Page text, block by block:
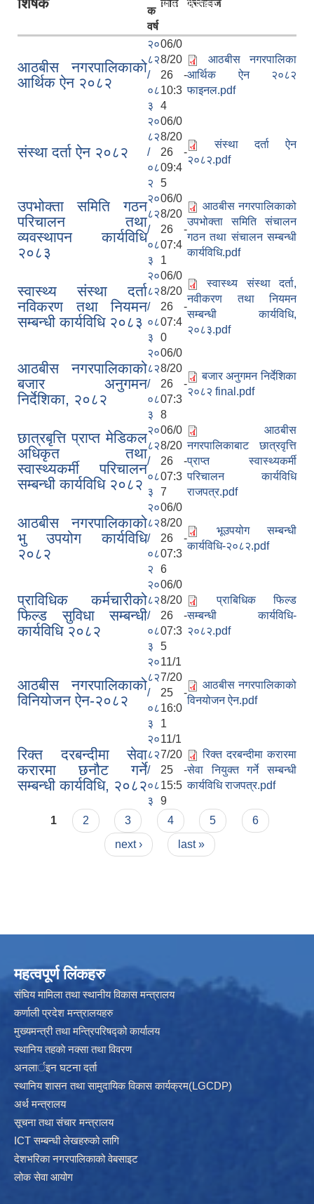
रिक्त पदमा स्थायी शिक्षक सरुवा सम्बन्धी सूचना।
क
वर्ष
मिति दस्तावेज
आठबीस नगरपालिकाको
आर्थिक ऐन २०८२
२०
८२
/
०८
३
06/0
8/20
26 -
10:3
4
आठबीस नगरपालिका
आर्थिक ऐन २०८२
फाइनल.pdf
संस्था दर्ता ऐन २०८२
२०
८२
/
०८
२
06/0
8/20
26 -
09:4
5
संस्था दर्ता ऐन
२०८२.pdf
उपभोक्ता समिति गठन
परिचालन तथा
व्यवस्थापन कार्यविधि
२०८३
२०
८२
/
०८
३
06/0
8/20
26 -
07:4
1
आठबीस नगरपालिकाको
उपभोक्ता समिति संचालन
गठन तथा संचालन सम्बन्धी
कार्यविधि.pdf
स्वास्थ्य संस्था दर्ता
नविकरण तथा नियमन
सम्बन्धी कार्यविधि २०८३
२०
८२
/
०८
३
06/0
8/20
26 -
07:4
0
स्वास्थ्य संस्था दर्ता,
नवीकरण तथा नियमन
सम्बन्धी कार्यविधि,
२०८३.pdf
आठबीस नगरपालिकाको
बजार अनुगमन
निर्देशिका, २०८२
२०
८२
/
०८
३
06/0
8/20
26 -
07:3
8
बजार अनुगमन निर्देशिका
२०८२ final.pdf
छात्रबृत्ति प्राप्त मेडिकल
अधिकृत तथा
स्वास्थ्यकर्मी परिचालन
सम्बन्धी कार्यविधि २०८२
२०
८२
/
०८
३
06/0
8/20
26 -
07:3
7
आठबीस
नगरपालिकाबाट छात्रवृत्ति
प्राप्त स्वास्थ्यकर्मी
परिचालन कार्यविधि
राजपत्र.pdf
आठबीस नगरपालिकाको
भु उपयोग कार्यविधि
२०८२
२०
८२
/
०८
२
06/0
8/20
26 -
07:3
6
भूउपयोग सम्बन्धी
कार्यविधि-२०८२.pdf
प्राविधिक कर्मचारीको
फिल्ड सुविधा सम्बन्धी
कार्यविधि २०८२
२०
८२
/
०८
३
06/0
8/20
26 -
07:3
5
प्राबिधिक फिल्ड
सम्बन्धी कार्यविधि-
२०८२.pdf
आठबीस नगरपालिकाको
विनियोजन ऐन-२०८२
२०
८२
/
०८
३
11/1
7/20
25 -
16:0
1
आठबीस नगरपालिकाको
विनयोजन ऐन.pdf
रिक्त दरबन्दीमा सेवा
करारमा छनौट गर्ने
सम्बन्धी कार्यविधि, २०८२
२०
८२
/
०८
३
11/1
7/20
25 -
15:5
9
रिक्त दरबन्दीमा करारमा
सेवा नियुक्त गर्ने सम्बन्धी
कार्यविधि राजपत्र.pdf
Pages
1 2 3 4 5
6
next ›
last »
महत्वपूर्ण लिंकहरु
संघिय मामिला तथा स्थानीय विकास मन्त्रालय
कर्णाली प्रदेश मन्त्रालयहरु
मुख्यमन्त्री तथा मन्त्रिपरिषद्को कार्यालय
स्थानिय तहकाे नक्सा तथा विवरण
अनलार्इन घटना दर्ता
स्थानिय शासन तथा सामुदायिक विकास कार्यक्रम(LGCDP)
अर्थ मन्त्रालय
सूचना तथा संचार मन्त्रालय
ICT सम्बन्धी लेखहरुको लागि
देशभरिका नगरपालिकाको वेबसाइट
लोक सेवा आयोग